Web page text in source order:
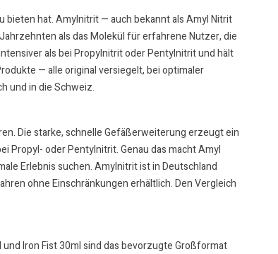
hat. Amylnitrit — auch bekannt als Amyl Nitrit
als das Molekül für erfahrene Nutzer, die
als bei Propylnitrit oder Pentylnitrit und hält
— alle original versiegelt, bei optimaler
und in die Schweiz.
Die starke, schnelle Gefäßerweiterung erzeugt ein
Propyl- oder Pentylnitrit. Genau das macht Amyl
Erlebnis suchen. Amylnitrit ist in Deutschland
ohne Einschränkungen erhältlich. Den Vergleich
Iron Fist 30ml sind das bevorzugte Großformat